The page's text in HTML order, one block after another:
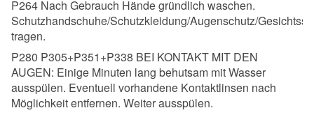
P264 Nach Gebrauch Hände gründlich waschen.
Schutzhandschuhe/Schutzkleidung/Augenschutz/
tragen.
P280 P305+P351+P338 BEI KONTAKT MIT DEN
AUGEN: Einige Minuten lang behutsam mit Wasser
ausspülen. Eventuell vorhandene Kontaktlinsen nach
Möglichkeit entfernen. Weiter ausspülen.